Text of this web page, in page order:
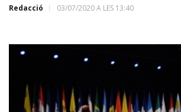
Redacció 03/07/2020 A LES 13:40